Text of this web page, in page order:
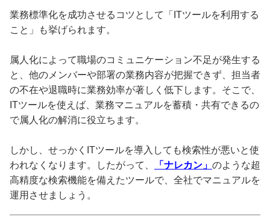
業務標準化を成功させるコツとして「ITツールを利用する
こと」も挙げられます。
属人化によって職場のコミュニケーション不足が発生する
と、他のメンバーや部署の業務内容が把握できず、担当者
の不在や退職時に業務効率が著しく低下します。そこで、
ITツールを使えば、業務マニュアルを蓄積・共有できるの
で属人化の解消に役立ちます。
しかし、せっかくITツールを導入しても検索性が悪いと使
われなくなります。したがって、
「ナレカン」 のような超
高精度な検索機能を備えたツールで、全社でマニュアルを
運用させましょう。